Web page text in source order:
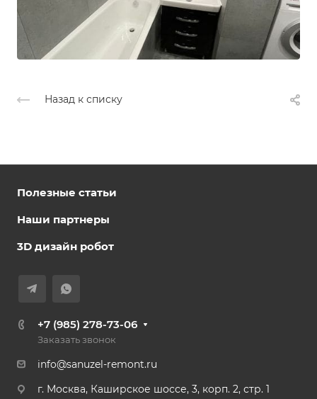
Назад к списку
Полезные статьи
Наши партнеры
3D дизайн робот
+7 (985) 278-73-06
Заказать звонок
info@sanuzel-remont.ru
г. Москва, Каширское шоссе, 3, корп. 2, стр. 1